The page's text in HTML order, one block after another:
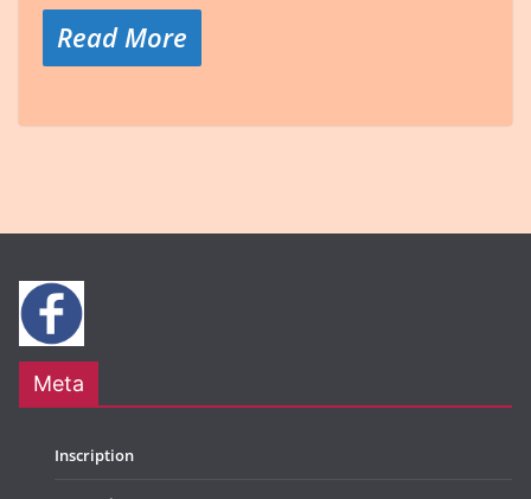
Read More
Meta
Inscription